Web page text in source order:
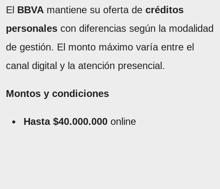
El BBVA mantiene su oferta de créditos
personales con diferencias según la modalidad
de gestión. El monto máximo varía entre el
canal digital y la atención presencial.
Montos y condiciones
Hasta $40.000.000 online